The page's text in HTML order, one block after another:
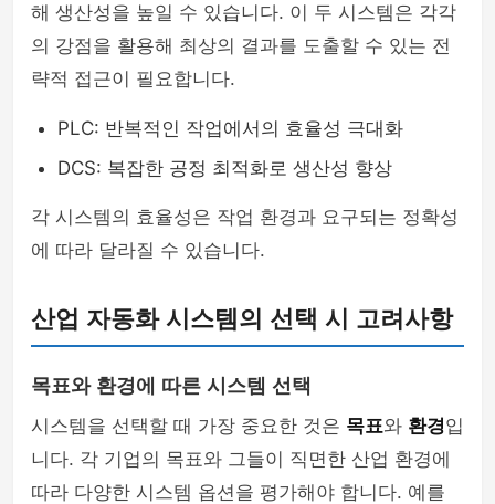
해 생산성을 높일 수 있습니다. 이 두 시스템은 각각
의 강점을 활용해 최상의 결과를 도출할 수 있는 전
략적 접근이 필요합니다.
PLC: 반복적인 작업에서의 효율성 극대화
DCS: 복잡한 공정 최적화로 생산성 향상
각 시스템의 효율성은 작업 환경과 요구되는 정확성
에 따라 달라질 수 있습니다.
산업 자동화 시스템의 선택 시 고려사항
목표와 환경에 따른 시스템 선택
시스템을 선택할 때 가장 중요한 것은 목표와 환경입
니다. 각 기업의 목표와 그들이 직면한 산업 환경에
따라 다양한 시스템 옵션을 평가해야 합니다. 예를